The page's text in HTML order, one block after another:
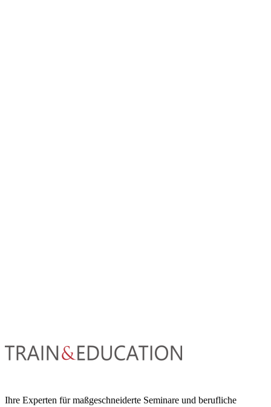
Ihre Experten für maßgeschneiderte Seminare und berufliche